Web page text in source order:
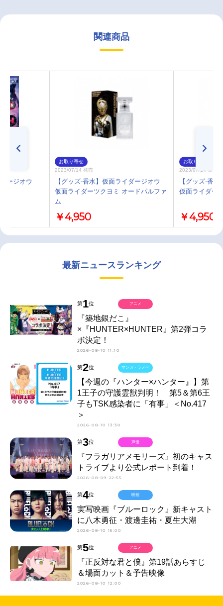
関連商品
ージオウ
お取り寄せ
2023/07/14 発売
【グッズ-香水】仮面ライダージオウ
仮面ライダーツクヨミ オードパルファ
ム
￥4,950
お取り寄せ
2023/07/14 発売
【グッズ-香
仮面ライダー
￥4,950
最新ニュースランキング
第1位
『築地銀だこ』
×『HUNTER×HUNTER』第2弾コラ
ボ決定！
2026-08-10 11:10
アニメ
第2位
【今週の『ハンター×ハンター』】第
1王子の守護霊獣判明！ 第5＆第6王
子もTSK感染者に「有事」＜No.417
＞
2026-08-10 13:30
マンガ・ラノベ
第3位
『フラガリアメモリーズ』初のキャス
トライブより公式レポート到着！
2026-08-09 22:55
声優
第4位
実写映画『ブルーロック』新キャスト
に八木勇征・渡邊圭祐・夏生大湖
2026-08-10 15:00
映画
第5位
『正反対な君と僕』第19話あらすじ
＆場面カット＆予告映像
2026-08-10 12:00
アニメ